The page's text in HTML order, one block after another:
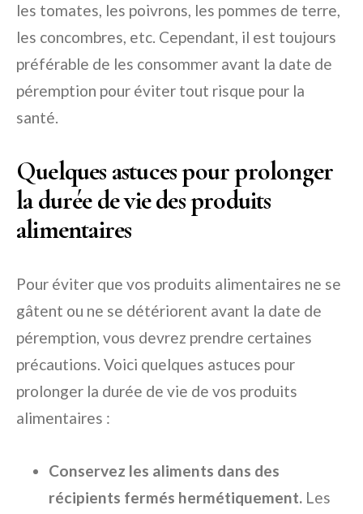
les tomates, les poivrons, les pommes de terre,
les concombres, etc. Cependant, il est toujours
préférable de les consommer avant la date de
péremption pour éviter tout risque pour la
santé.
Quelques astuces pour prolonger
la durée de vie des produits
alimentaires
Pour éviter que vos produits alimentaires ne se
gâtent ou ne se détériorent avant la date de
péremption, vous devrez prendre certaines
précautions. Voici quelques astuces pour
prolonger la durée de vie de vos produits
alimentaires :
Conservez les aliments dans des
récipients fermés hermétiquement. Les